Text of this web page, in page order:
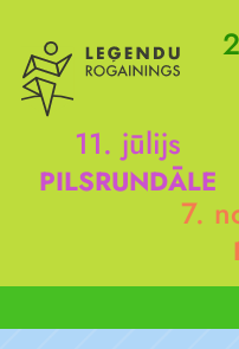
11. jūlijs
PILSRUNDĀLE
7.